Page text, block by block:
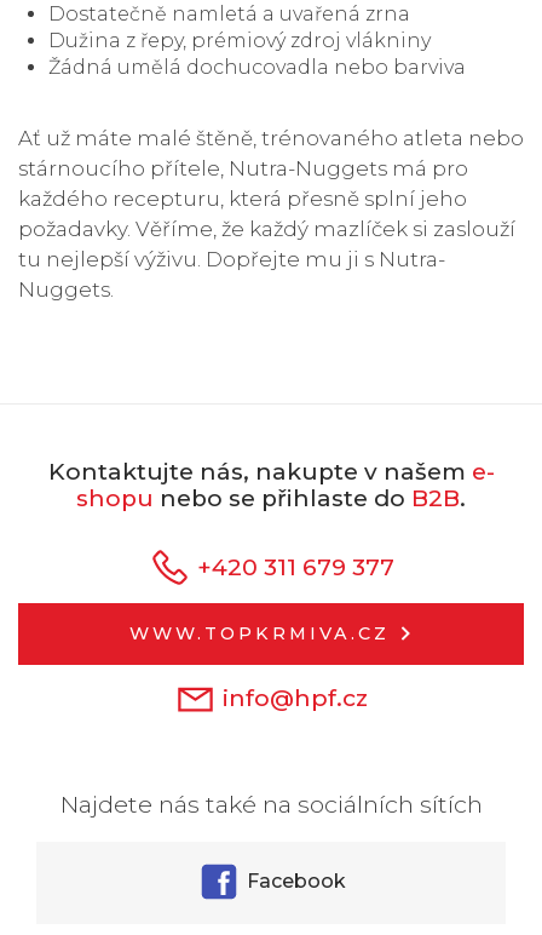
Dostatečně namletá a uvařená zrna
Dužina z řepy, prémiový zdroj vlákniny
Žádná umělá dochucovadla nebo barviva
Ať už máte malé štěně, trénovaného atleta nebo
stárnoucího přítele, Nutra-Nuggets má pro
každého recepturu, která přesně splní jeho
požadavky. Věříme, že každý mazlíček si zaslouží
tu nejlepší výživu. Dopřejte mu ji s Nutra-
Nuggets.
Kontaktujte nás, nakupte v našem e-
shopu nebo se přihlaste do B2B.
+420 311 679 377
WWW.TOPKRMIVA.CZ
info@hpf.cz
Najdete nás také na sociálních sítích
Facebook